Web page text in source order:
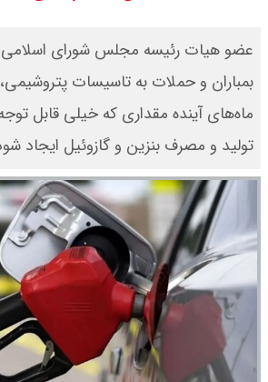
+ جدول
آغاز شد / خرید
پرداخت ۵۰۰ میلیون تومان + لینک
۱۴۰۵ / شاخص افزایشی شد + تحلیل
عضو هیات رئیسه مجلس شورای اسلامی
بمباران و حملات به تاسیسات
ماه‌های آینده مقداری که خیلی قابل
تولید و مصرف بنزین و گازوئیل ایجاد